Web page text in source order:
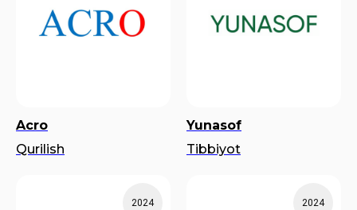
Acro
Qurilish
Yunasof
Tibbiyot
2024 2024